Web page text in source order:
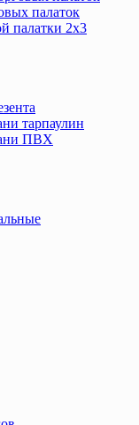
палаток
палатки 2х3
тарпаулин
ПВХ